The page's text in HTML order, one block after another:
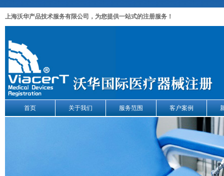
上海沃华产品技术服务有限公司，为您提供一站式的注册服务！
首页 关于我们 服务范围 客户案例